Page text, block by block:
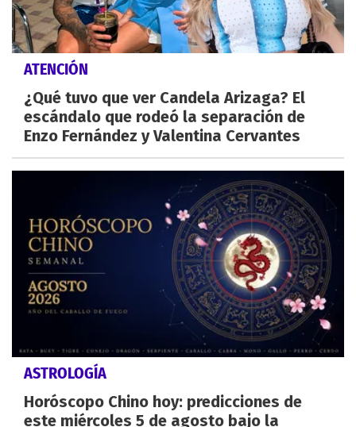
ATENCIÓN
¿Qué tuvo que ver Candela Arizaga? El
escándalo que rodeó la separación de
Enzo Fernández y Valentina Cervantes
ASTROLOGÍA
Horóscopo Chino hoy: predicciones de
este miércoles 5 de agosto bajo la